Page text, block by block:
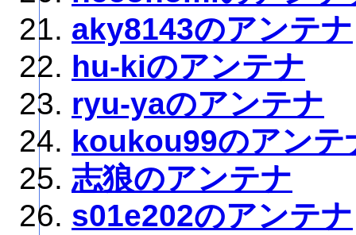
aky8143のアンテナ
hu-kiのアンテナ
ryu-yaのアンテナ
koukou99のアンテ
志狼のアンテナ
s01e202のアンテナ